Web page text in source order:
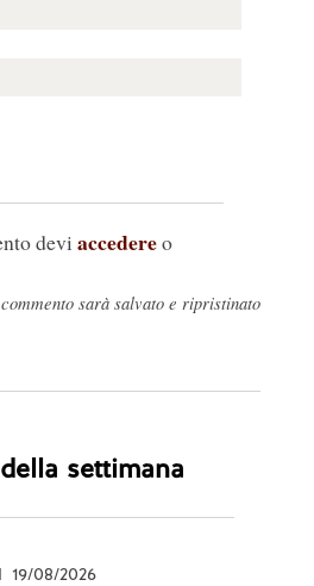
devi accedereo
sarà salvato e ripristinato
settimana
19/08/2026